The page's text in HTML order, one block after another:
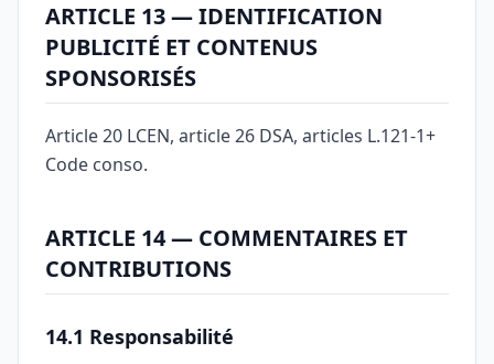
ARTICLE 13 — IDENTIFICATION
PUBLICITÉ ET CONTENUS
SPONSORISÉS
Article 20 LCEN, article 26 DSA, articles L.121-1+
Code conso.
ARTICLE 14 — COMMENTAIRES ET
CONTRIBUTIONS
14.1 Responsabilité